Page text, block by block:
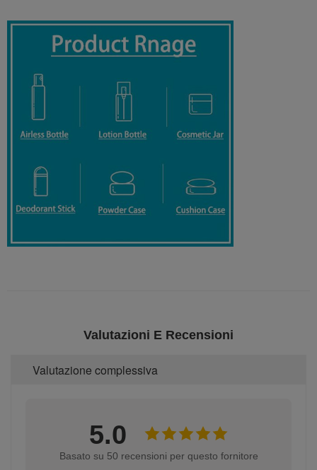
Valutazioni E Recensioni
Valutazione complessiva
5.0
Basato su 50 recensioni per questo fornitore